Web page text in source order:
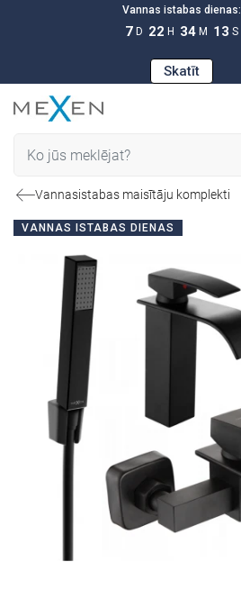
Vannas istabas dienas:
7 D 22 H 34 M 12 S
Skatīt
Vannasistabas maisītāju komplekti
VANNAS ISTABAS DIENAS